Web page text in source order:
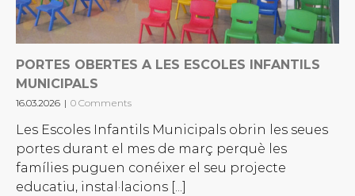
PORTES OBERTES A LES ESCOLES INFANTILS
MUNICIPALS
16.03.2026 | 0 Comments
Les Escoles Infantils Municipals obrin les seues
portes durant el mes de març perquè les
famílies puguen conéixer el seu projecte
educatiu, instal·lacions [...]